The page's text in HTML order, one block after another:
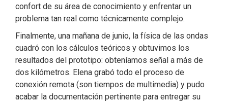
confort de su área de conocimiento y enfrentar un
problema tan real como técnicamente complejo.
Finalmente, una mañana de junio, la física de las ondas
cuadró con los cálculos teóricos y obtuvimos los
resultados del prototipo: obteníamos señal a más de
dos kilómetros. Elena grabó todo el proceso de
conexión remota (son tiempos de multimedia) y pudo
acabar la documentación pertinente para entregar su